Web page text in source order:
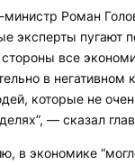
Роман
эксперты пугают
все
в негативном
которые не
— сказал
в экономике